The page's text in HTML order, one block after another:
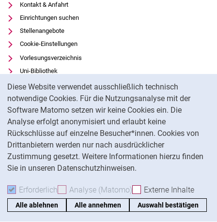
Diese Website verwendet ausschließlich technisch
notwendige Cookies. Für die Nutzungsanalyse mit der
Software Matomo setzen wir keine Cookies ein. Die
Analyse erfolgt anonymisiert und erlaubt keine
Rückschlüsse auf einzelne Besucher*innen. Cookies von
Drittanbietern werden nur nach ausdrücklicher
Zustimmung gesetzt. Weitere Informationen hierzu finden
Sie in unseren Datenschutzhinweisen.
Erforderlich Erforderliche Cookies akzeptieren
Analyse (Matomo) Analyse-Cookies
Externe Inhalte
Alle ablehnen Alle annehmen Auswahl bestätigen
Kontakt & Anfahrt
Einrichtungen suchen
Stellenangebote
Cookie-Einstellungen
Vorlesungsverzeichnis
Uni-Bibliothek
Moodle
Panopto
Datenschutz
Barrierefreiheit
Transparenter KI-Einsatz
Impressum